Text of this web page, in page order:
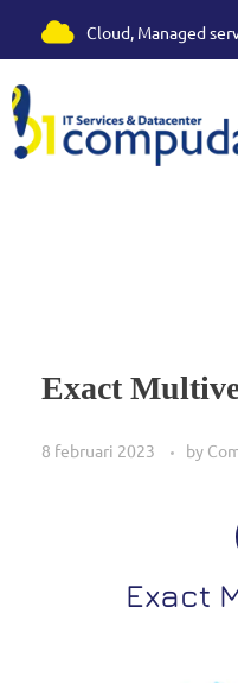
Cloud, Managed
Exact
8 februari 2023 by
Exact